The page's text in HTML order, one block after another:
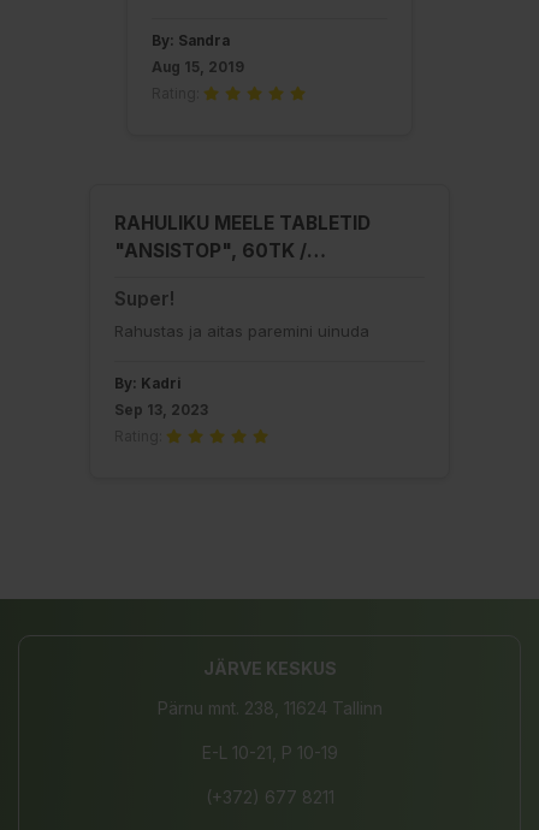
By: Sandra
Aug 15, 2019
RAHULIKU MEELE TABLETID
"ANSISTOP", 60TK /
Super!
Rahustas ja aitas paremini uinuda
By: Kadri
Sep 13, 2023
JÄRVE KESKUS
Pärnu mnt. 238, 11624 Tallinn
E-L 10-21, P 10-19
(+372) 677 8211